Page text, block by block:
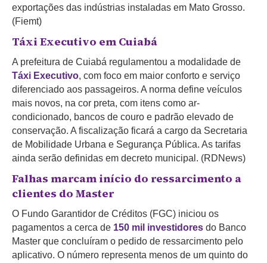
exportações das indústrias instaladas em Mato Grosso.
(Fiemt)
Táxi Executivo em Cuiabá
A prefeitura de Cuiabá regulamentou a modalidade de
Táxi Executivo, com foco em maior conforto e serviço
diferenciado aos passageiros. A norma define veículos
mais novos, na cor preta, com itens como ar-
condicionado, bancos de couro e padrão elevado de
conservação. A fiscalização ficará a cargo da Secretaria
de Mobilidade Urbana e Segurança Pública. As tarifas
ainda serão definidas em decreto municipal. (RDNews)
Falhas marcam início do ressarcimento a
clientes do Master
O Fundo Garantidor de Créditos (FGC) iniciou os
pagamentos a cerca de 150 mil investidores do Banco
Master que concluíram o pedido de ressarcimento pelo
aplicativo. O número representa menos de um quinto do